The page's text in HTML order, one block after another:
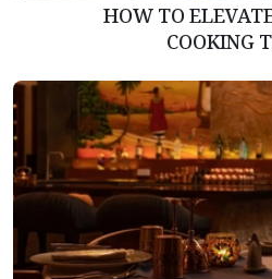
HOW TO
COOKING